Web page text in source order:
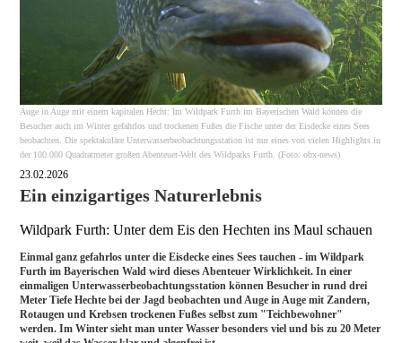
Auge in Auge mit einem kapitalen Hecht: Im Wildpark Furth im Bayerischen Wald können die
Besucher auch im Winter gefahrlos und trockenen Fußes die Fische unter der Eisdecke eines Sees
beobachten. Die spektakuläre Unterwasserbeobachtungsstation ist nur eines von vielen Highlights in
der 100.000 Quadratmeter großen Abenteuer-Welt des Wildparks Furth. (Foto: obx-news)
23.02.2026
Ein einzigartiges Naturerlebnis
Wildpark Furth: Unter dem Eis den Hechten ins Maul schauen
Einmal ganz gefahrlos unter die Eisdecke eines Sees tauchen - im Wildpark
Furth im Bayerischen Wald wird dieses Abenteuer Wirklichkeit. In einer
einmaligen Unterwasserbeobachtungsstation können Besucher in rund drei
Meter Tiefe Hechte bei der Jagd beobachten und Auge in Auge mit Zandern,
Rotaugen und Krebsen trockenen Fußes selbst zum "Teichbewohner"
werden. Im Winter sieht man unter Wasser besonders viel und bis zu 20 Meter